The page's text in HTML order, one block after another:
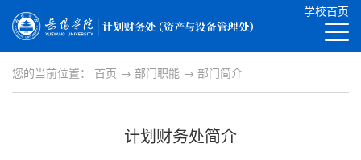
学校首页
您的当前位置： 首页 → 部门职能 → 部门简介
计划财务处简介